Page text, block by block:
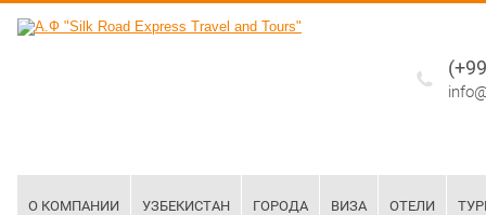
О КОМПАНИИ УЗБЕКИСТАН ГОРОДА ВИЗА ОТЕЛИ